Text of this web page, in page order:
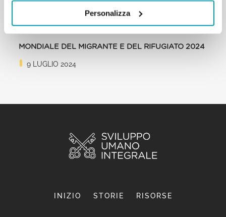
Personalizza
MONDIALE DEL MIGRANTE E DEL RIFUGIATO 2024
9 LUGLIO 2024
INIZIO STORIE RISORSE